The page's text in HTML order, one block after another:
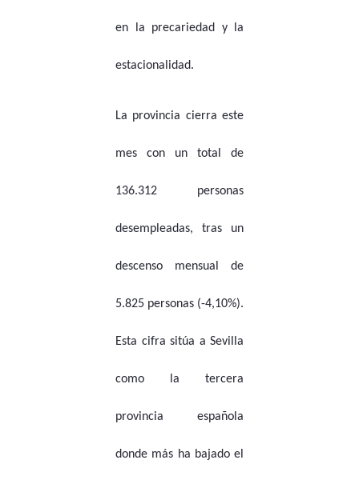
en la precariedad y la
estacionalidad.
La provincia cierra este
mes con un total de
136.312 personas
desempleadas, tras un
descenso mensual de
5.825 personas (-4,10%).
Esta cifra sitúa a Sevilla
como la tercera
provincia española
donde más ha bajado el